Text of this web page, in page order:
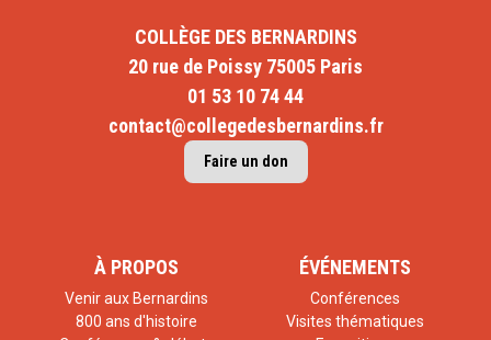
COLLÈGE DES BERNARDINS
20 rue de Poissy 75005 Paris
01 53 10 74 44
contact@collegedesbernardins.fr
Faire un don
À PROPOS
Venir aux Bernardins
800 ans d'histoire
ÉVÉNEMENTS
Conférences
Visites thématiques